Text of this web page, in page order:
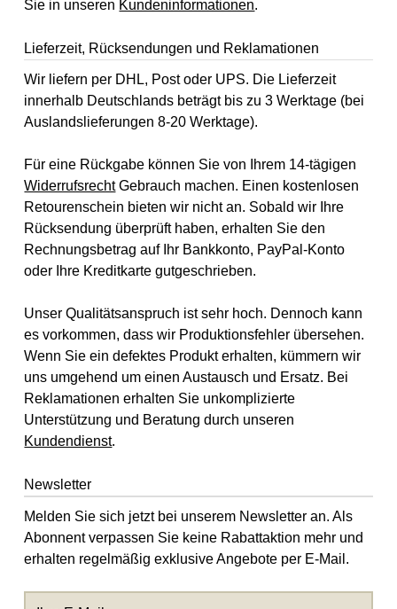
Sie in unseren Kundeninformationen.
Lieferzeit, Rücksendungen und Reklamationen
Wir liefern per DHL, Post oder UPS. Die Lieferzeit
innerhalb Deutschlands beträgt bis zu 3 Werktage (bei
Auslandslieferungen 8-20 Werktage).
Für eine Rückgabe können Sie von Ihrem 14-tägigen
WiderrufsrechtGebrauch machen. Einen kostenlosen
Retourenschein bieten wir nicht an. Sobald wir Ihre
Rücksendung überprüft haben, erhalten Sie den
Rechnungsbetrag auf Ihr Bankkonto, PayPal-Konto
oder Ihre Kreditkarte gutgeschrieben.
Unser Qualitätsanspruch ist sehr hoch. Dennoch kann
es vorkommen, dass wir Produktionsfehler übersehen.
Wenn Sie ein defektes Produkt erhalten, kümmern wir
uns umgehend um einen Austausch und Ersatz. Bei
Reklamationen erhalten Sie unkomplizierte
Unterstützung und Beratung durch unseren
Kundendienst.
Newsletter
Melden Sie sich jetzt bei unserem Newsletter an. Als
Abonnent verpassen Sie keine Rabattaktion mehr und
erhalten regelmäßig exklusive Angebote per E-Mail.